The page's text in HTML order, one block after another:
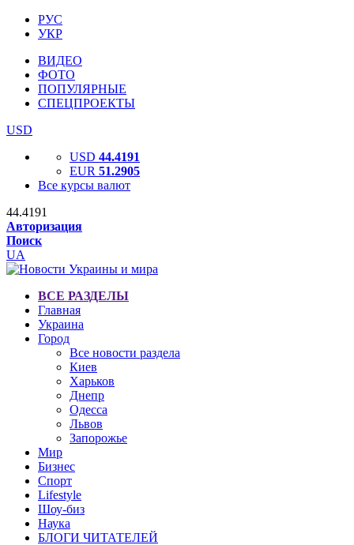
РУС
УКР
ВИДЕО
ФОТО
ПОПУЛЯРНЫЕ
СПЕЦПРОЕКТЫ
USD
USD 44.4191
EUR 51.2905
Все курсы валют
44.4191
Авторизация
Поиск
UA
ВСЕ РАЗДЕЛЫ
Главная
Украина
Город
Все новости раздела
Киев
Харьков
Днепр
Одесса
Львов
Запорожье
Мир
Бизнес
Спорт
Lifestyle
Шоу-биз
Наука
БЛОГИ ЧИТАТЕЛЕЙ